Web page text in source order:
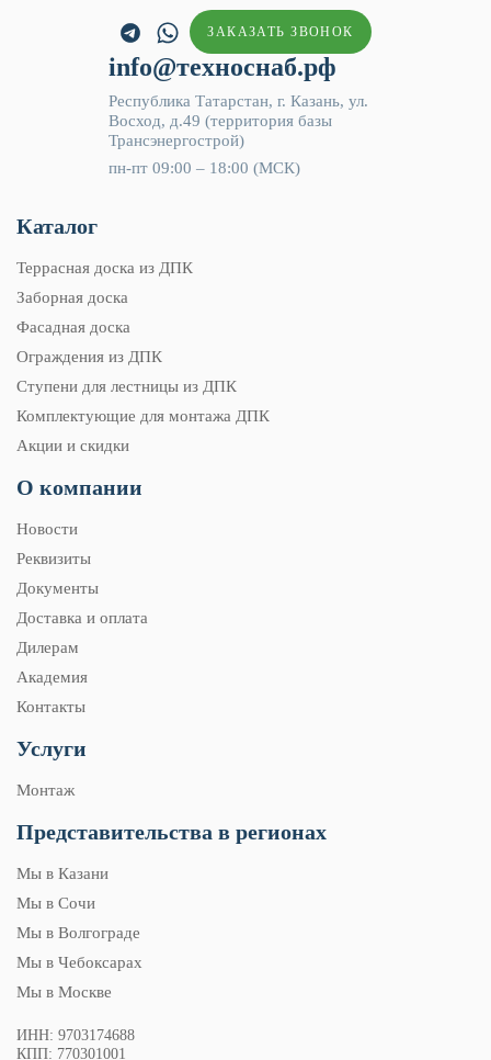
ЗАКАЗАТЬ ЗВОНОК
info@техноснаб.рф
Республика Татарстан, г. Казань, ул.
Восход, д.49 (территория базы
Трансэнергострой)
пн-пт 09:00 – 18:00 (МСК)
Каталог
Террасная доска из ДПК
Заборная доска
Фасадная доска
Ограждения из ДПК
Ступени для лестницы из ДПК
Комплектующие для монтажа ДПК
Акции и скидки
О компании
Новости
Реквизиты
Документы
Доставка и оплата
Дилерам
Академия
Контакты
Услуги
Монтаж
Представительства в регионах
Мы в Казани
Мы в Сочи
Мы в Волгограде
Мы в Чебоксарах
Мы в Москве
ИНН: 9703174688
КПП: 770301001